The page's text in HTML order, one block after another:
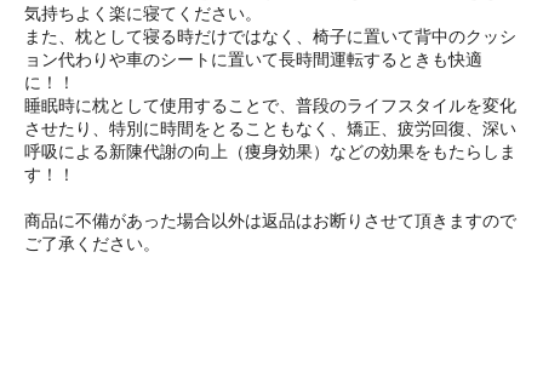
気持ちよく楽に寝てください。
また、枕として寝る時だけではなく、椅子に置いて背中のクッシ
ョン代わりや車のシートに置いて長時間運転するときも快適
に！！
睡眠時に枕として使用することで、普段のライフスタイルを変化
させたり、特別に時間をとることもなく、矯正、疲労回復、深い
呼吸による新陳代謝の向上（痩身効果）などの効果をもたらしま
す！！
商品に不備があった場合以外は返品はお断りさせて頂きますので
ご了承ください。